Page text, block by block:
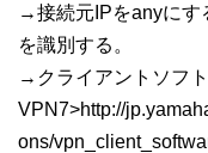
→接続元IPをanyにす
を識別する。
→クライアントソフ
VPN7>http://
ons/